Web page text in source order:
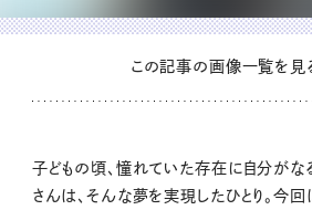
この記事の画像一覧を見
子どもの頃、憧れていた存在に自分が
さんは、そんな夢を実現したひとり。今